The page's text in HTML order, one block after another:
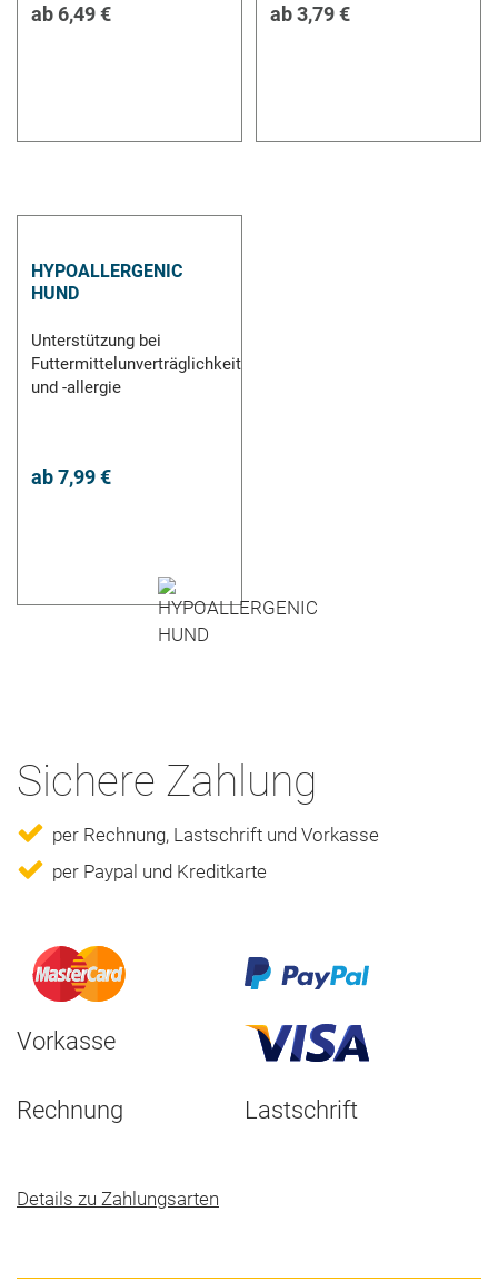
ab 6,49 € ab3,79 €
HYPOALLERGENIC
HUND
Unterstützung bei
Futtermittelunverträglichkeit
und -allergie
ab7,99 €
Sichere Zahlung
per Rechnung, Lastschrift und Vorkasse
per Paypal und Kreditkarte
Vorkasse
Rechnung Lastschrift
Details zu Zahlungsarten